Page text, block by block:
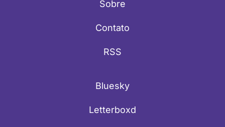
Sobre
Contato
RSS
Bluesky
Letterboxd